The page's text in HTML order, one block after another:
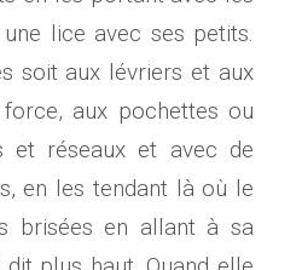
lice avec ses petits.
soit aux lévriers et aux
aux pochettes ou
et réseaux et avec de
en les tendant là où le
brisées en allant à sa